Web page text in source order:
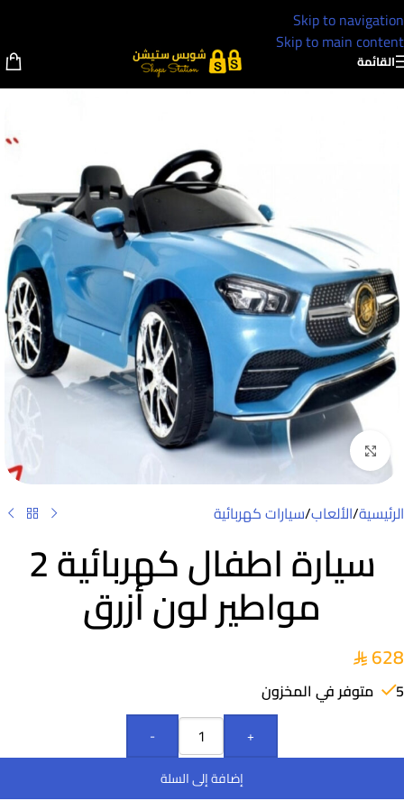
Skip to navigation
Skip to main content
القائمة
Click to enlarge
الرئيسية/الألعاب/سيارات كهربائية
سيارة اطفال كهربائية 2
مواطير لون أزرق
628
5 متوفر في المخزون
-
+
إضافة إلى السلة